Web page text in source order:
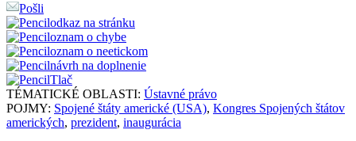
Pošli
odkaz na stránku
oznam o chybe
oznam o neetickom
návrh na doplnenie
Tlač
TÉMATICKÉ OBLASTI: Ústavné právo
POJMY: Spojené štáty americké (USA), Kongres Spojených štátov
amerických, prezident, inaugurácia